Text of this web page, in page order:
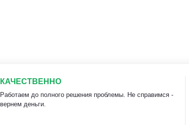
КАЧЕСТВЕННО
Работаем до полного решения проблемы. Не справимся -
вернем деньги.